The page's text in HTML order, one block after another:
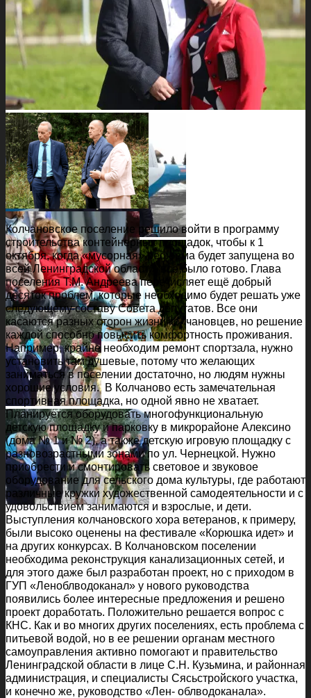
Колчановское поселение решило войти в программу
строительства контейнерных площадок, чтобы к 1
октября, когда «мусорная» реформа будет запущена во
всей Ленинградской области, все было готово. Глава
поселения Т.М. Андреева перечисляет ещё добрый
десяток проблем, которые необходимо будет решать уже
следующему составу Совета депутатов. Все они
касаются разных сторон жизни колчановцев, но решение
каждой способно повысить комфортность проживания.
Например, крайне необходим ремонт спортзала, нужно
установить там душевые, потому что желающих
заниматься в поселении достаточно, но людям нужны
хорошие условия. В Колчаново есть замечательная
спортивная площадка, но одной явно не хватает.
Планируется оборудовать многофункциональную
детскую площадку и парковку в микрорайоне Алексино
(дома № 1 и № 2), а также детскую игровую площадку с
разновозрастными зонами по ул. Чернецкой. Нужно
приобрести и смонтировать световое и звуковое
оборудование для сельского дома культуры, где работают
различные кружки художественной самодеятельности и с
удовольствием занимаются и взрослые, и дети.
Выступления колчановского хора ветеранов, к примеру,
были высоко оценены на фестивале «Корюшка идет» и
на других конкурсах. В Колчановском поселении
необходима реконструкция канализационных сетей, и
для этого даже был разработан проект, но с приходом в
ГУП «Леноблводоканал» у нового руководства
появились более интересные предложения и решено
проект доработать. Положительно решается вопрос с
КНС. Как и во многих других поселениях, есть проблема с
питьевой водой, но в ее решении органам местного
самоуправления активно помогают и правительство
Ленинградской области в лице С.Н. Кузьмина, и районная
администрация, и специалисты Сясьстройского участка,
и конечно же, руководство «Лен- облводоканала».